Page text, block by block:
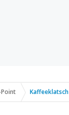
Kaffeeklatsch